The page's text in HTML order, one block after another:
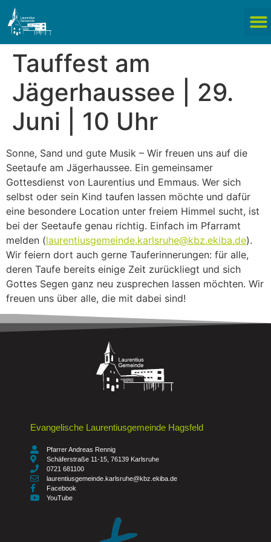
Tauffest am
Jägerhaussee | 29.
Juni | 10 Uhr
Sonne, Sand und gute Musik – Wir freuen uns auf die
Seetaufe am Jägerhaussee. Ein gemeinsamer
Gottesdienst von Laurentius und Emmaus. Wer sich
selbst oder sein Kind taufen lassen möchte und dafür
eine besondere Location unter freiem Himmel sucht, ist
bei der Seetaufe genau richtig. Einfach im Pfarramt
melden (laurentiusgemeinde.karlsruhe@kbz.ekiba.de).
Wir feiern dort auch gerne Tauferinnerungen: für alle,
deren Taufe bereits einige Zeit zurückliegt und sich
Gottes Segen ganz neu zusprechen lassen möchten. Wir
freuen uns über alle, die mit dabei sind!
Evangelische Laurentiusgemeinde Hagsfeld
Pfarrer Andreas Rennig
Schäferstraße 11-15, 76139 Karlsruhe
0721 681100
laurentiusgemeinde.karlsruhe@kbz.ekiba.de
Facebook
YouTube